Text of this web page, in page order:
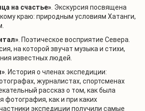
на счастье» . Экскурсия посвящена
краю: природным условиям Хатанги,
. Поэтическое восприятие Севера.
на которой звучат музыка и стихи,
известных людей.
. История о членах экспедиции:
журналистах, спортсменах
рассказ о том, как была
фотография, как и при каких
экспедиции получили самые